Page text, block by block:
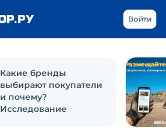
Войти
Какие бренды
выбирают покупатели
и почему?
Исследование